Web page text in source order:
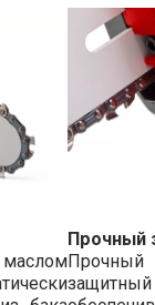
Прочный
Прочный